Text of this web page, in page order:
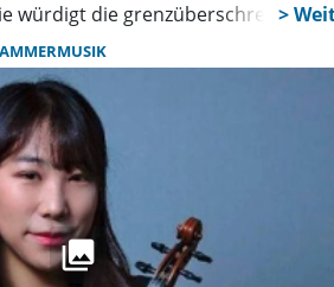
würdigt die grenzüberschreitende
und ihre Spuren in